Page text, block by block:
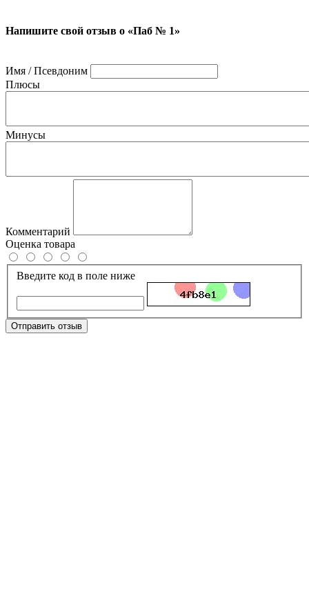
Напишите свой отзыв о «Паб № 1»
Имя / Псевдоним
Плюсы
Минусы
Комментарий
Оценка товара
Введите код в поле ниже
Отправить отзыв